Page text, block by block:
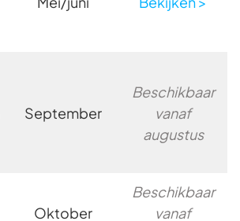
September
Beschikbaar
vanaf
augustus
Oktober
Beschikbaar
vanaf